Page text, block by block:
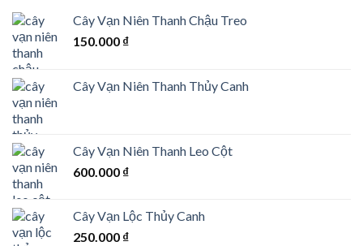
Cây Vạn Niên Thanh Chậu Treo
150.000 ₫
Cây Vạn Niên Thanh Thủy Canh
Cây Vạn Niên Thanh Leo Cột
600.000 ₫
Cây Vạn Lộc Thủy Canh
250.000 ₫